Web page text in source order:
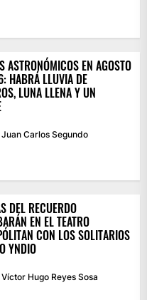
ASTRONÓMICOS EN AGOSTO
HABRÁ LLUVIA DE
LUNA LLENA Y UN
Juan Carlos Segundo
DEL RECUERDO
EN EL TEATRO
CON LOS SOLITARIOS
YNDIO
Víctor Hugo Reyes Sosa